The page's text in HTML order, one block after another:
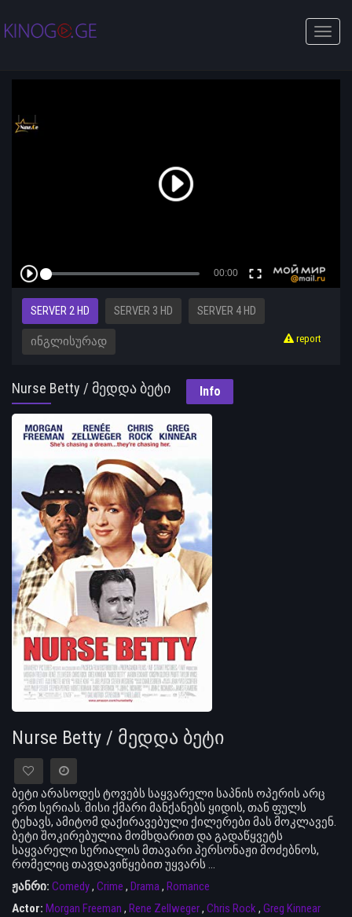
Toggle
SERVER 2 HD SERVER 3 HD SERVER 4 HD
ᲘᲜᲒᲚᲘᲡᲣᲠᲐᲓ report
Nurse Betty / მედდა ბეტი Info
Nurse Betty / მედდა ბეტი
ბეტი არასოდეს ტოვებს საყვარელი საპნის ოპერის არც
ერთ სერიას. მისი ქმარი მანქანებს ყიდის, თან ფულს
ტეხავს, ამიტომ დაქირავებული ქილერები მას მოკლავენ.
ბეტი შოკირებულია მომხდარით და გადაწყვეტს
საყვარელი სერიალის მთავარი პერსონაჟი მოძებნოს,
რომელიც თავდავიწყებით უყვარს ...
ჟანრი: Comedy, Crime , Drama, Romance
Actor: Morgan Freeman , Rene Zellweger, Chris Rock , Greg Kinnear